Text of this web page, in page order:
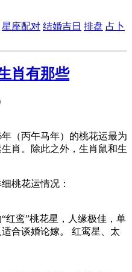
星座配对 结婚吉日 排盘 占卜
肖有那些
（丙午马年）的桃花运最为
肖。除此之外，生肖鼠和生
桃花运情况：
红鸾”桃花星，人缘极佳，单
合谈婚论嫁。 红鸾星、太